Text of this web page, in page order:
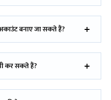
बनाए जा सकते हैं?
कर सकते हैं?